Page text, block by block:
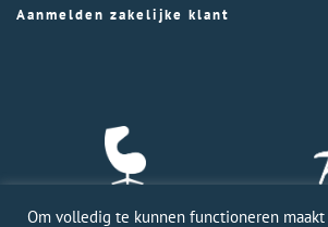
Aanmelden zakelijke klant
Om volledig te kunnen functioneren